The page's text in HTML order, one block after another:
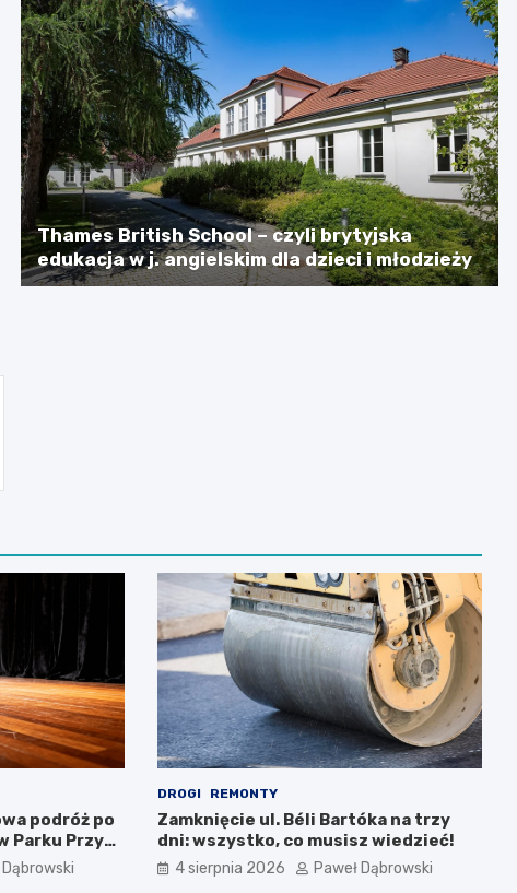
Thames British School – czyli brytyjska
edukacja w j. angielskim dla dzieci i młodzieży
podróż po
Parku Przy
Dąbrowski
DROGI REMONTY
Zamknięcie ul. Béli Bartóka na trzy
dni: wszystko, co musisz wiedzieć!
4 sierpnia 2026 Paweł Dąbrowski